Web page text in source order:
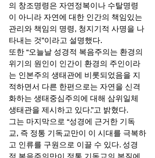
의 창조명령은 자연정복이나 수탈명령
이 아니라 자연에 대한 인간의 책임있는
관리와 책임의 명령, 청지기적 사명을 나
타내는 것”이라고 설명했다.
또한 “오늘날 성경적 복음주의는 환경의
위기의 원인이 인간이 환경의 주인이라
는 인본주의 생태관에 비롯되었음을 지
적하면서 다른 한편으로는 자연을 신격
화하는 생태중심주의에 대해 삼위일체
생태관을 제시하고 있다.”고 밝혔다.
그는 마지막으로 “성경에 근거한 기독
교, 즉 정통 기독교만이 이 시대를 극복하
고 인류를 구원으로 이끌 수 있다. 성경